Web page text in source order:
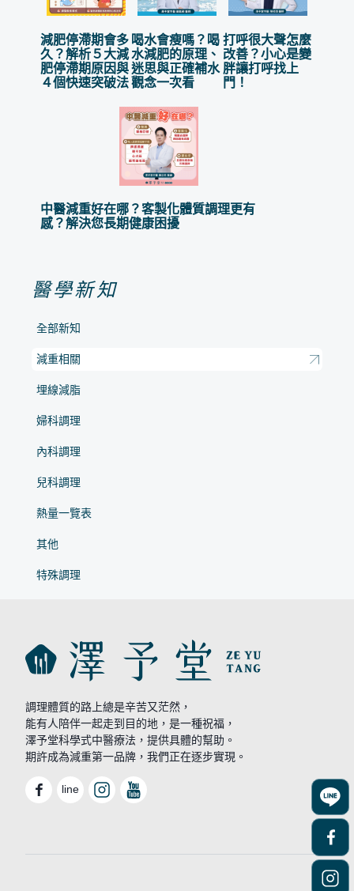
醫學新知
全部新知
減重相關
埋線減脂
婦科調理
內科調理
兒科調理
熱量一覽表
其他
特殊調理
減肥停滯期會多
久？解析５大減
肥停滯期原因與
４個快速突破法
喝水會瘦嗎？喝
水減肥的原理、
迷思與正確補水
觀念一次看
打呼很大聲怎麼
改善？小心是變
胖讓打呼找上
門！
中醫減重好在哪？客製化體質調理更有
感？解決您長期健康困擾
調理體質的路上總是辛苦又茫然，
能有人陪伴一起走到目的地，是一種祝福，
澤予堂科學式中醫療法，提供具體的幫助。
期許成為減重第一品牌，我們正在逐步實現。
line